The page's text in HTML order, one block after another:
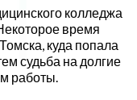
колледжа
время
куда попала
судьба на долгие
работы.